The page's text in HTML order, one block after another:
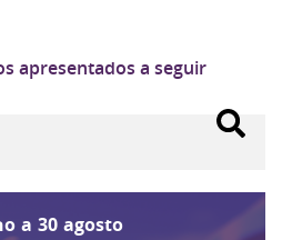
apresentados a seguir
a 30 agosto